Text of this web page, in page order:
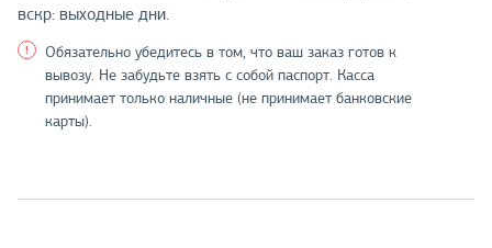
вскр: выходные дни.
Обязательно убедитесь в том, что ваш заказ готов к
вывозу. Не забудьте взять с собой паспорт. Касса
принимает только наличные (не принимает банковские
карты).